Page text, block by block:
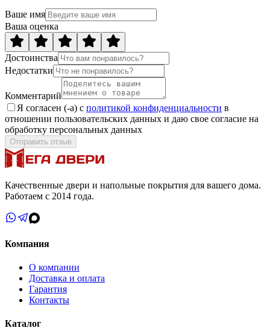
Ваше имя
Ваша оценка
Достоинства
Недостатки
Комментарий
Я согласен (-а) с политикой конфиденциальности в
отношении пользовательских данных и даю свое согласие на
обработку персональных данных
Отправить отзыв
Качественные двери и напольные покрытия для вашего дома.
Работаем с 2014 года.
Компания
О компании
Доставка и оплата
Гарантия
Контакты
Каталог